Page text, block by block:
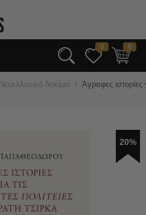
0 0
Νεοελληνικό δοκίμιο / Άγραφες ιστορίες
20%